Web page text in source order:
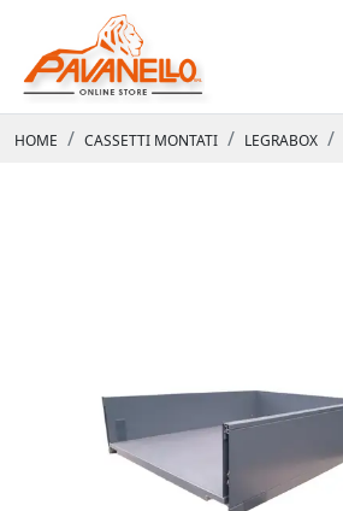
HOME CASSETTI MONTATI LEGRABOX